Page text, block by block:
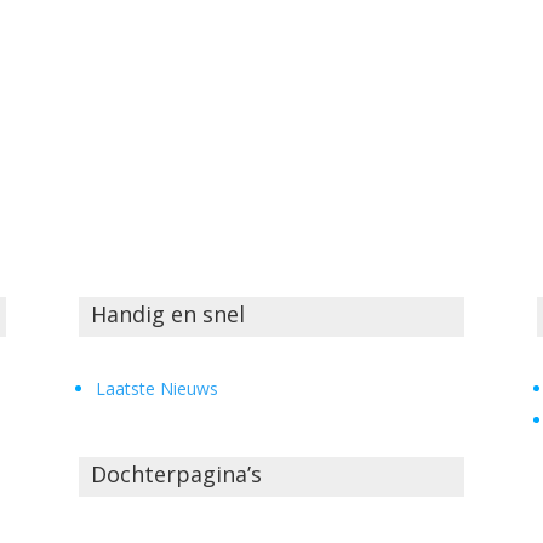
Handig en snel
Laatste Nieuws
Dochterpagina’s